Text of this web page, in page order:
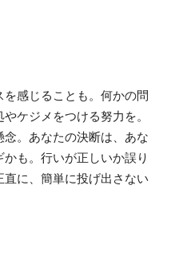
感じることも。何かの問
ケジメをつける努力を。
。あなたの決断は、あな
も。行いが正しいか誤り
に、簡単に投げ出さない